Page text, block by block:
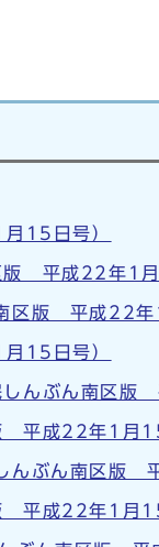
15日号）
版 平成22年1
区版 平成22年
15日号）
しんぶん南区
平成22年1月
んぶん南区版
平成22年1月